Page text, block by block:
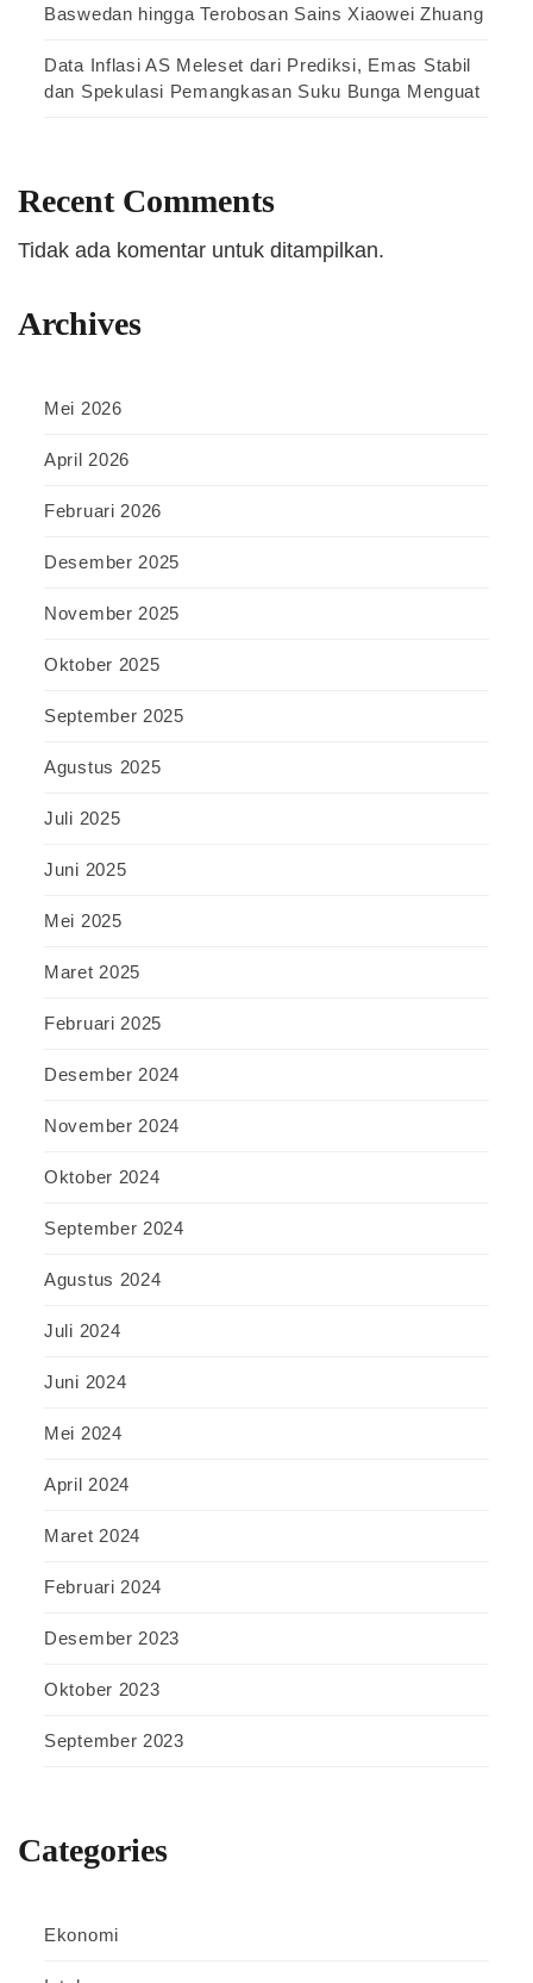
Baswedan hingga Terobosan Sains Xiaowei Zhuang
Data Inflasi AS Meleset dari Prediksi, Emas Stabil
dan Spekulasi Pemangkasan Suku Bunga Menguat
Recent Comments
Tidak ada komentar untuk ditampilkan.
Archives
Mei 2026
April 2026
Februari 2026
Desember 2025
November 2025
Oktober 2025
September 2025
Agustus 2025
Juli 2025
Juni 2025
Mei 2025
Maret 2025
Februari 2025
Desember 2024
November 2024
Oktober 2024
September 2024
Agustus 2024
Juli 2024
Juni 2024
Mei 2024
April 2024
Maret 2024
Februari 2024
Desember 2023
Oktober 2023
September 2023
Categories
Ekonomi